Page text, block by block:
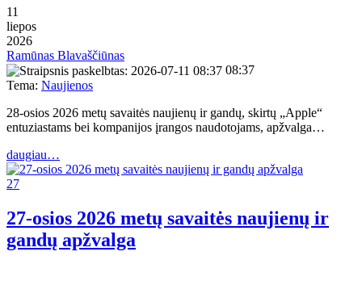
11
liepos
2026
Ramūnas Blavaščiūnas
08:37
Tema: Naujienos
28-osios 2026 metų savaitės naujienų ir gandų, skirtų „Apple“
entuziastams bei kompanijos įrangos naudotojams, apžvalga…
daugiau…
27
27-osios 2026 metų savaitės naujienų ir
gandų apžvalga